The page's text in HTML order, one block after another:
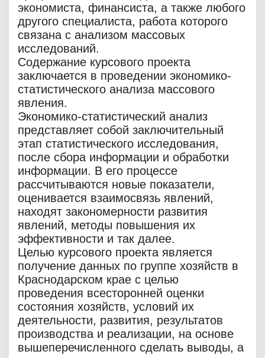
экономиста, финансиста, а также любого
другого специалиста, работа которого
связана с анализом массовых
исследований.
Содержание курсового проекта
заключается в проведении экономико-
статистического анализа массового
явления.
Экономико-статистический анализ
представляет собой заключительный
этап статистического исследования,
после сбора информации и обработки
информации. В его процессе
рассчитываются новые показатели,
оценивается взаимосвязь явлений,
находят закономерности развития
явлений, методы повышения их
эффективности и так далее.
Целью курсового проекта является
получение данных по группе хозяйств в
Краснодарском крае с целью
проведения всесторонней оценки
состояния хозяйств, условий их
деятельности, развития, результатов
производства и реализации, на основе
вышеперечисленного сделать выводы, а